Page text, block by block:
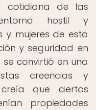
cotidiana de las
hostil y
y mujeres de esta
y seguridad en
convirtió en una
creencias y
que ciertos
propiedades